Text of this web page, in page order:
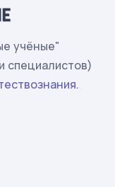
учёные"
специалистов)
.